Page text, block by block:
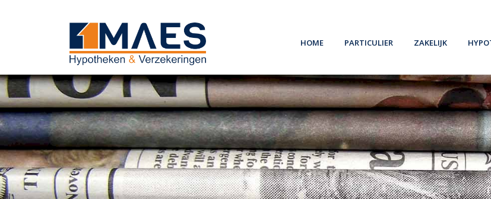
Home Particulier
Schade melden
Verzekeren
Pensioen
Sparen
Zakelijk
Schade melden
Ondernemers
Werkgevers
8